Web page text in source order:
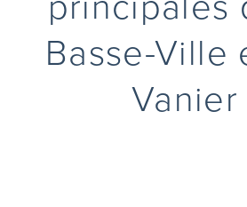
Basse-Ville
Vanier